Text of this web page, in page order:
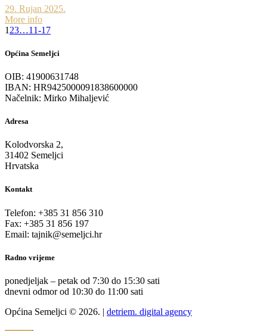
29. Rujan 2025.
More info
1 23…11-17
Općina Semeljci
OIB: 41900631748
IBAN: HR9425000091838600000
Načelnik: Mirko Mihaljević
Adresa
Kolodvorska 2,
31402 Semeljci
Hrvatska
Kontakt
Telefon: +385 31 856 310
Fax: +385 31 856 197
Email: tajnik@semeljci.hr
Radno vrijeme
ponedjeljak – petak od 7:30 do 15:30 sati
dnevni odmor od 10:30 do 11:00 sati
Općina Semeljci © 2026. | detriem. digital agency